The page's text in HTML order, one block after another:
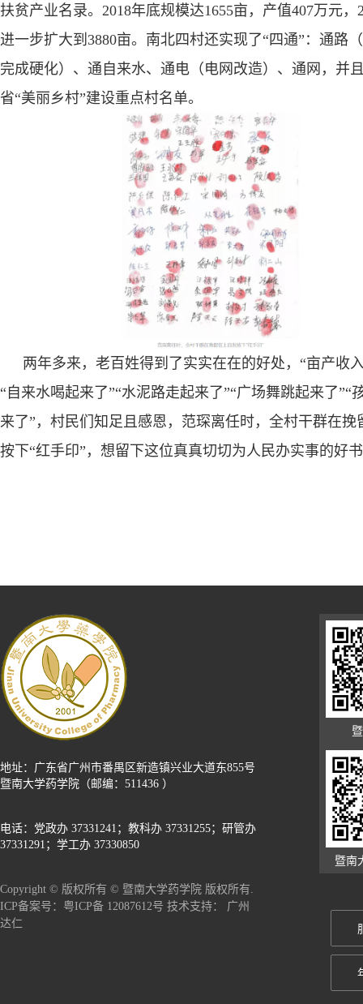
扶贫产业名录。 2018年底规模达1655亩，产值407万元，
进一步扩大到 3880亩。南北四村还实现了“四通”：通路
完成硬化）、通自来水、通电（电网改造）、通网，并
省“美丽乡村”建设重点村名单。
两年多来，老百姓得到了实实在在的好处，“亩产收
“自来水喝起来了”“水泥路走起来了”“广场舞跳起来了”“
来了”，村民们知足且感恩，范琛离任时，全村干群在挽
按下“红手印”，想留下这位真真切切为人民办实事的好
地址：广东省广州市番禺区新造镇兴业大道东855号
暨南大学药学院（邮编：511436 ）
电话：党政办 37331241；教科办 37331255；研管办
37331291；学工办 37330850
Copyright © 版权所有 © 暨南大学药学院 版权所有.
ICP备案号：粤ICP备 12087612号 技术支持： 广州
达仁
暨南